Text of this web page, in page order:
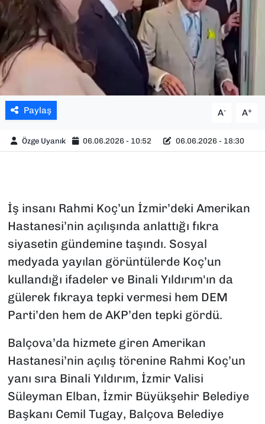
Paylaş A- A+
Özge Uyanık 06.06.2026 - 10:52 06.06.2026 - 18:30
İş insanı Rahmi Koç’un İzmir’deki Amerikan
Hastanesi’nin açılışında anlattığı fıkra
siyasetin gündemine taşındı. Sosyal
medyada yayılan görüntülerde Koç’un
kullandığı ifadeler ve Binali Yıldırım'ın da
gülerek fıkraya tepki vermesi hem DEM
Parti’den hem de AKP’den tepki gördü.
Balçova’da hizmete giren Amerikan
Hastanesi’nin açılış törenine Rahmi Koç’un
yanı sıra Binali Yıldırım, İzmir Valisi
Süleyman Elban, İzmir Büyükşehir Belediye
Başkanı Cemil Tugay, Balçova Belediye
YEREL YÖNETİMLER